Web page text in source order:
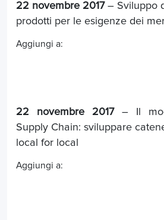
22 novembre 2017 – Sviluppo
prodotti per le esigenze dei
Aggiungi a:
22 novembre 2017– Il
Supply Chain: sviluppare
local for local
Aggiungi a: